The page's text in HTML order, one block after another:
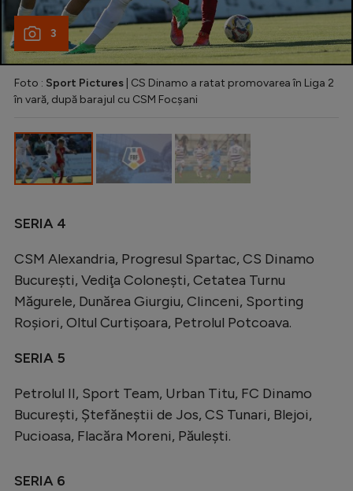
3
Foto : Sport Pictures | CS Dinamo a ratat promovarea în Liga 2
în vară, după barajul cu CSM Focșani
SERIA 4
CSM Alexandria, Progresul Spartac, CS Dinamo
Bucureşti, Vediţa Coloneşti, Cetatea Turnu
Măgurele, Dunărea Giurgiu, Clinceni, Sporting
Roşiori, Oltul Curtişoara, Petrolul Potcoava.
SERIA 5
Petrolul II, Sport Team, Urban Titu, FC Dinamo
Bucureşti, Ştefăneştii de Jos, CS Tunari, Blejoi,
Pucioasa, Flacăra Moreni, Păuleşti.
SERIA 6